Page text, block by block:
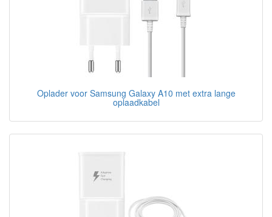
Oplader voor Samsung Galaxy A10 met extra lange
oplaadkabel